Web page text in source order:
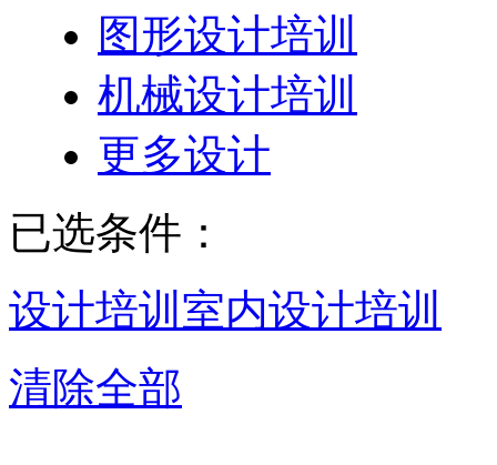
图形设计培训
机械设计培训
更多设计
已选条件：
设计培训 室内设计培训
清除全部